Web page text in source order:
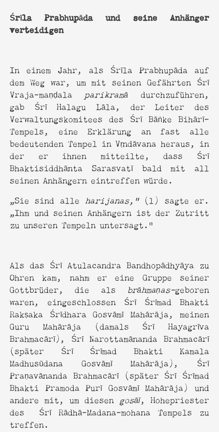
Śrīla Prabhupāda und seine Anhänger
verteidigen
In einem Jahr, als Śrīla Prabhupāda auf
dem Weg war, um mit seinen Gefährten Śrī
Vraja-maṇḍala parikramādurchzuführen,
gab Śrī Halagu Lāla, der Leiter des
Verwaltungskomitees des Śrī Bāṅke Bihārī-
Tempels, eine Erklärung an fast alle
bedeutenden Tempel in Vṛndāvana heraus, in
der er ihnen mitteilte, dass Śrī
Bhaktisiddhānta Sarasvatī bald mit all
seinen Anhängern eintreffen würde.
„Sie sind alle harijanas,“(1) sagte er.
„Ihm und seinen Anhängern ist der Zutritt
zu unseren Tempeln untersagt."
Als das Śrī Atulacandra Bandhopādhyāya zu
Ohren kam, nahm er eine Gruppe seiner
Gottbrüder, die als brāhmaṇas-geboren
waren, eingeschlossen Śrī Śrīmad Bhakti
Rakṣaka Śrīdhara Gosvāmī Mahārāja, meinen
Guru Mahārāja (damals Śrī Hayagrīva
Brahmacārī), Śrī Narottamānanda Brahmacārī
(später Śrī Śrīmad Bhakti Kamala
Madhusūdana Gosvāmī Mahārāja), Śrī
Praṇavānanda Brahmacārī (später Śrī Śrīmad
Bhakti Pramoda Purī Gosvāmī Mahārāja) und
andere mit, um diesen gosāī, Hohepriester
des Śrī Rādhā-Madana-mohana Tempels zu
treffen.